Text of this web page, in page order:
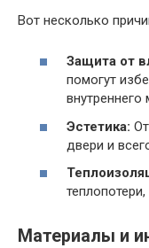
Вот несколько
Защита от
помогут
внутреннего
Эстетика:
двери и
Материалы и